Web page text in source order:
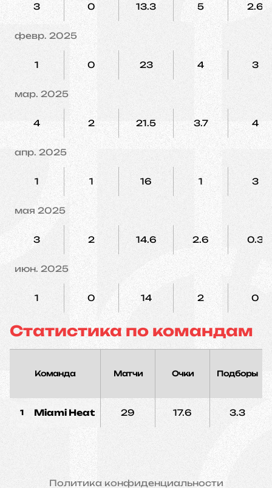
3 0 13.3 5 2.6
февр. 2025
1 0 23 4 3
мар. 2025
4 2 21.5 3.7 4
апр. 2025
1 1 16 1 3
мая 2025
3 2 14.6 2.6 0.3
июн. 2025
1 0 14 2 0
Статистика по командам
Команда Матчи Очки Подборы
1 Miami Heat 29 17.6 3.3
Политика конфиденциальности